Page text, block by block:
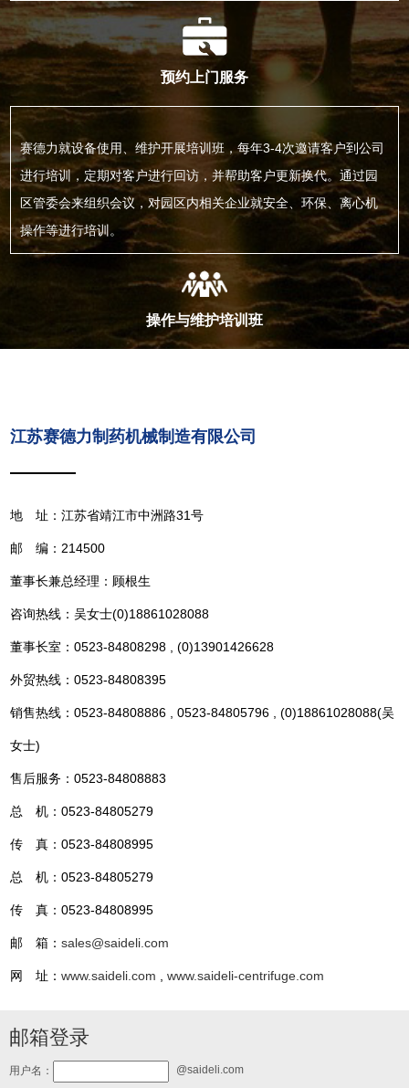
预约上门服务
赛德力就设备使用、维护开展培训班，每年3-4次邀请客户到公司
进行培训，定期对客户进行回访，并帮助客户更新换代。通过园
区管委会来组织会议，对园区内相关企业就安全、环保、离心机
操作等进行培训。
操作与维护培训班
江苏赛德力制药机械制造有限公司
地 址：江苏省靖江市中洲路31号
邮 编：214500
董事长兼总经理：顾根生
咨询热线：吴女士(0)18861028088
董事长室：0523-84808298 , (0)13901426628
外贸热线：0523-84808395
销售热线：0523-84808886 , 0523-84805796 , (0)18861028088(吴
女士)
售后服务：0523-84808883
总 机：0523-84805279
传 真：0523-84808995
总 机：0523-84805279
传 真：0523-84808995
邮 箱：sales@saideli.com
网 址：www.saideli.com ,www.saideli-centrifuge.com
邮箱登录
用户名： @saideli.com